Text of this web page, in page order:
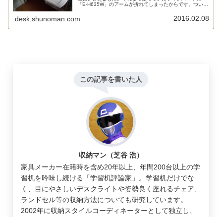
「E-H635W」のアームが折れてしまったからです。ついで
desk.shunoman.com 2016.02.08
この記事を書いた人
収納マン（芝谷 浩）
家具メーカー在籍時を含め20年以上、年間200台以上の学
習机を吟味し続ける「学習机評論家」。学習机だけでな
く、目にやさしいデスクライトや姿勢良く座れるチェア、
ランドセル等の収納方法についても研究しています。
2002年に収納スタイルコーディネーターとして独立し、